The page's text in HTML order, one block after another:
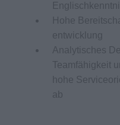
Hohe
entwicklung
Analytisches
Teamfähigkeit
hohe
ab